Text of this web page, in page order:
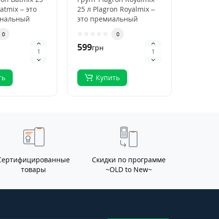
– это
0
25 л Plagron Royalmix –
это премиальный
органического в..
0
599грн
Купить
товары
Скидки по программе
~OLD to New~